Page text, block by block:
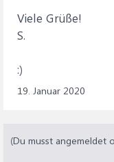
Viele Grüße!
S.
:)
19. Januar 2020
(Du musst angemeldet